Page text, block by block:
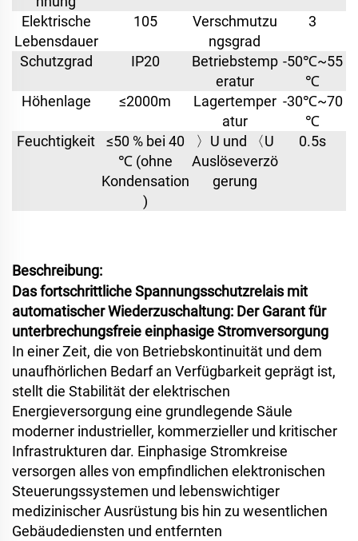
Elektrische
Lebensdauer
105
Verschmutzu
ngsgrad
3
Schutzgrad IP20
Betriebstemp
eratur
-50℃~55
℃
Höhenlage
≤2000m
Lagertemper
atur
-30℃~70
℃
Feuchtigkeit
≤50 % bei 40
℃ (ohne
Kondensation
)
〉U und 〈U
Auslöseverzö
gerung
0.5s
Beschreibung:
Das fortschrittliche Spannungsschutzrelais mit
automatischer Wiederzuschaltung: Der Garant für
unterbrechungsfreie einphasige Stromversorgung
In einer Zeit, die von Betriebskontinuität und dem
unaufhörlichen Bedarf an Verfügbarkeit geprägt ist,
stellt die Stabilität der elektrischen
Energieversorgung eine grundlegende Säule
moderner industrieller, kommerzieller und kritischer
Infrastrukturen dar. Einphasige Stromkreise
versorgen alles von empfindlichen elektronischen
Steuerungssystemen und lebenswichtiger
medizinischer Ausrüstung bis hin zu wesentlichen
Gebäudediensten und entfernten